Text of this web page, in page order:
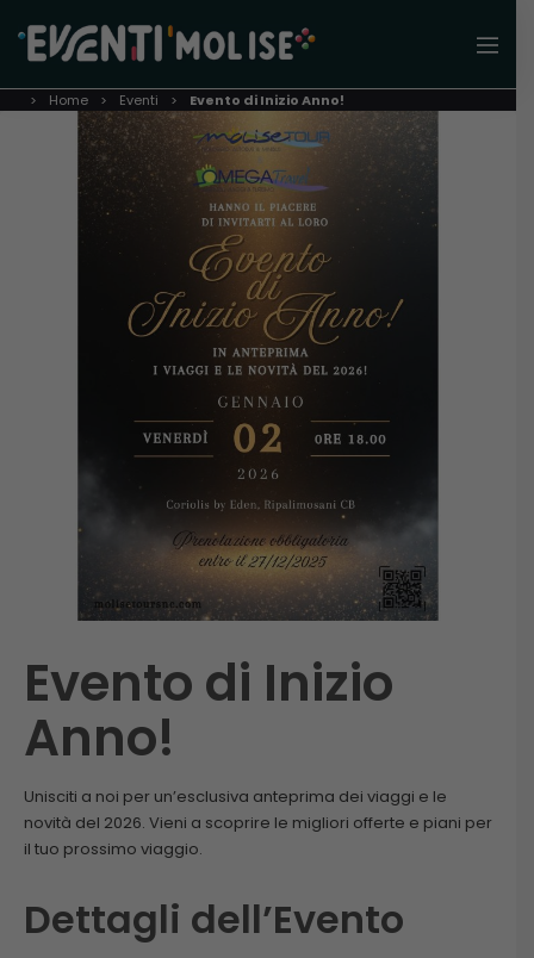
Home Eventi Evento di Inizio Anno!
Evento di Inizio
Anno!
Unisciti a noi per un’esclusiva anteprima dei viaggi e le
novità del 2026. Vieni a scoprire le migliori offerte e piani per
il tuo prossimo viaggio.
Dettagli dell’Evento